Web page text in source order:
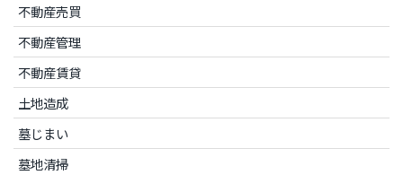
不動産売買
不動産管理
不動産賃貸
土地造成
墓じまい
墓地清掃